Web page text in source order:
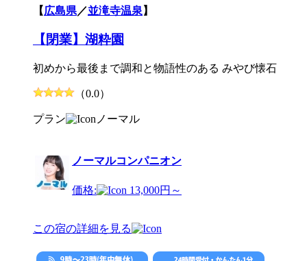
【広島県／並滝寺温泉 】
【閉業】湖粋園
初めから最後まで調和と物語性のある みやび懐石
（0.0）
プラン ノーマル
ノーマルコンパニオン
価格: 13,000円～
この宿の詳細を見る